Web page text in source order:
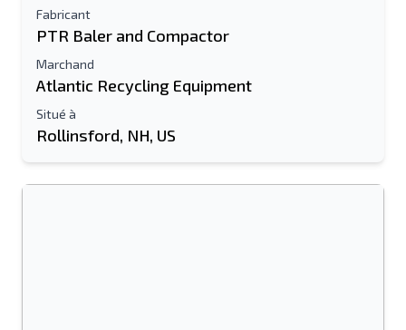
Fabricant
PTR Baler and Compactor
Marchand
Atlantic Recycling Equipment
Situé à
Rollinsford, NH, US